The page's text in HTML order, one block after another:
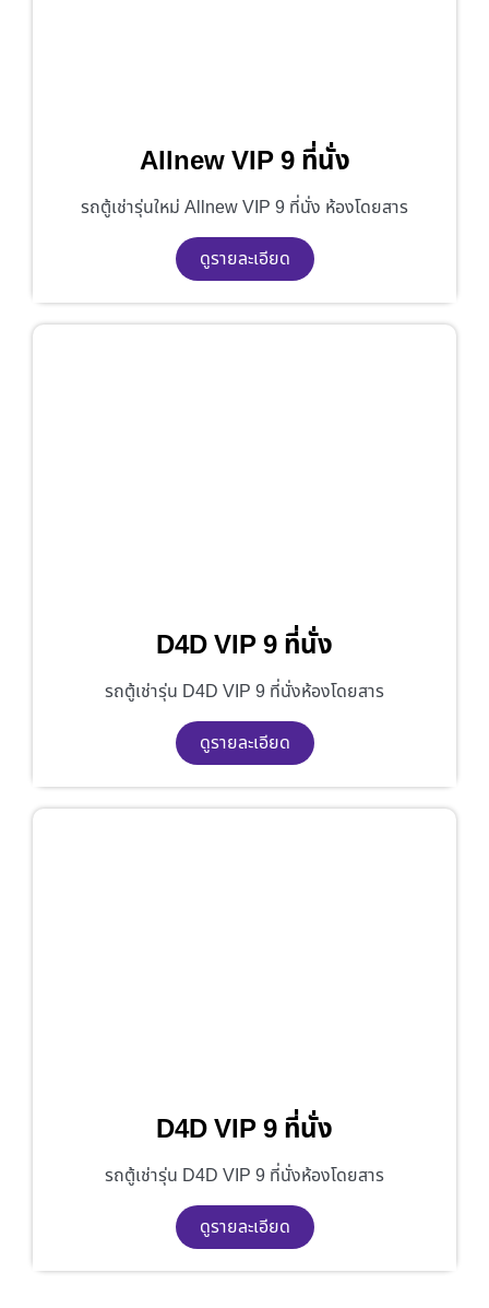
Allnew VIP 9 ที่นั่ง
รถตู้เช่ารุ่นใหม่ Allnew VIP 9 ที่นั่ง ห้องโดยสาร
ดูรายละเอียด
D4D VIP 9 ที่นั่ง
รถตู้เช่ารุ่น D4D VIP 9 ที่นั่งห้องโดยสาร
ดูรายละเอียด
D4D VIP 9 ที่นั่ง
รถตู้เช่ารุ่น D4D VIP 9 ที่นั่งห้องโดยสาร
ดูรายละเอียด